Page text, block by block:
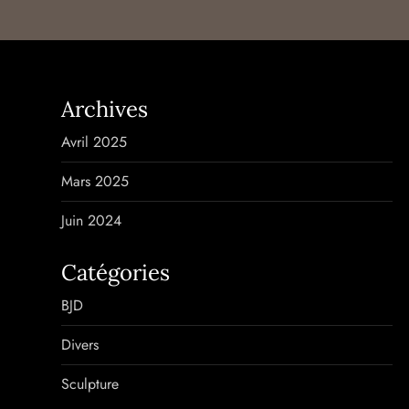
Archives
Avril 2025
Mars 2025
Juin 2024
Catégories
BJD
Divers
Sculpture